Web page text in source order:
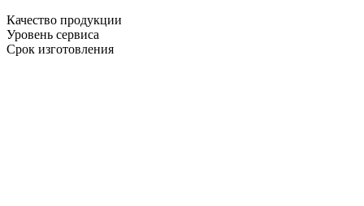
Качество продукции
Уровень сервиса
Срок изготовления